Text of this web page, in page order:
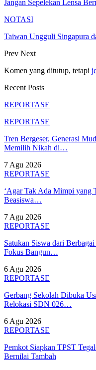
Jangan Sepelekan Lensa
NOTASI
Taiwan Ungguli Singapura
Prev Next
Komen yang ditutup, tetapi
Recent Posts
REPORTASE
REPORTASE
Tren Bergeser, Generasi
Memilih Nikah di…
7 Agu 2026
REPORTASE
‘Agar Tak Ada Mimpi yang
Beasiswa…
7 Agu 2026
REPORTASE
Satukan Siswa dari
Fokus Bangun…
6 Agu 2026
REPORTASE
Gerbang Sekolah Dibuka
Relokasi SDN 026…
6 Agu 2026
REPORTASE
Pemkot Siapkan TPST
Bernilai Tambah